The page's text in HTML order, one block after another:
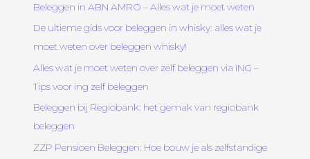
Beleggen in ABN AMRO – Alles wat je moet weten
De ultieme gids voor beleggen in whisky: alles wat je
moet weten over beleggen whisky!
Alles wat je moet weten over zelf beleggen via ING –
Tips voor ing zelf beleggen
Beleggen bij Regiobank: het gemak van regiobank
beleggen
ZZP Pensioen Beleggen: Hoe bouw je als zelfstandige